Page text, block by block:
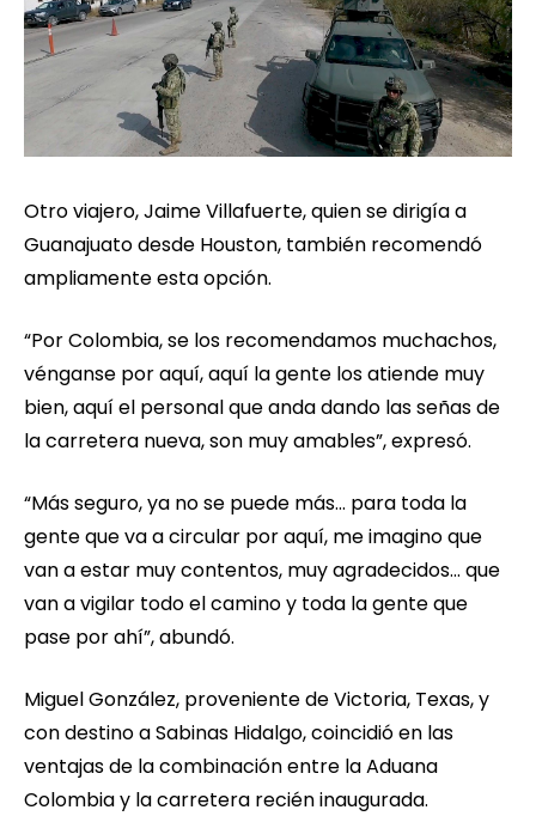
Otro viajero, Jaime Villafuerte, quien se dirigía a
Guanajuato desde Houston, también recomendó
ampliamente esta opción.
“Por Colombia, se los recomendamos muchachos,
vénganse por aquí, aquí la gente los atiende muy
bien, aquí el personal que anda dando las señas de
la carretera nueva, son muy amables”, expresó.
“Más seguro, ya no se puede más… para toda la
gente que va a circular por aquí, me imagino que
van a estar muy contentos, muy agradecidos… que
van a vigilar todo el camino y toda la gente que
pase por ahí”, abundó.
Miguel González, proveniente de Victoria, Texas, y
con destino a Sabinas Hidalgo, coincidió en las
ventajas de la combinación entre la Aduana
Colombia y la carretera recién inaugurada.